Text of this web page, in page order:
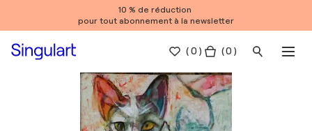
10 % de réduction
pour tout abonnement à la newsletter
(0 ) ( 0 )